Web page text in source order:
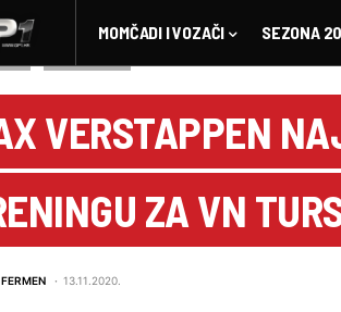
MOMČADI I VOZAČI SEZONA
VERSTAPPEN
ZA VN
FERMEN 13.11.2020.